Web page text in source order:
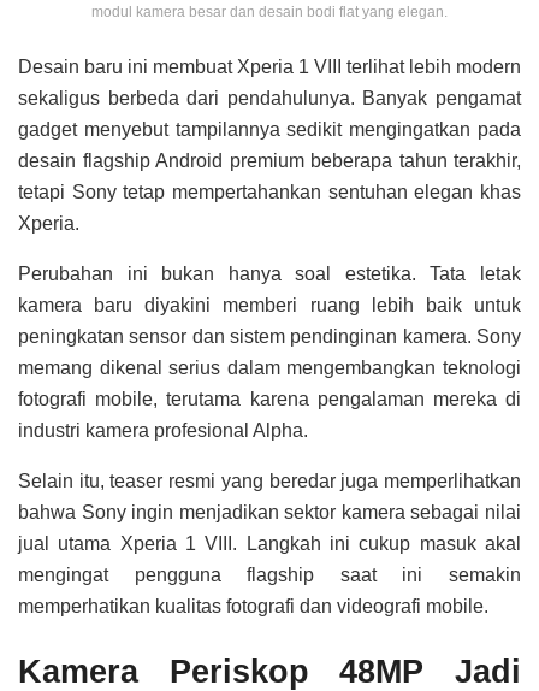
modul kamera besar dan desain bodi flat yang elegan.
Desain baru ini membuat Xperia 1 VIII terlihat lebih modern
sekaligus berbeda dari pendahulunya. Banyak pengamat
gadget menyebut tampilannya sedikit mengingatkan pada
desain flagship Android premium beberapa tahun terakhir,
tetapi Sony tetap mempertahankan sentuhan elegan khas
Xperia.
Perubahan ini bukan hanya soal estetika. Tata letak
kamera baru diyakini memberi ruang lebih baik untuk
peningkatan sensor dan sistem pendinginan kamera. Sony
memang dikenal serius dalam mengembangkan teknologi
fotografi mobile, terutama karena pengalaman mereka di
industri kamera profesional Alpha.
Selain itu, teaser resmi yang beredar juga memperlihatkan
bahwa Sony ingin menjadikan sektor kamera sebagai nilai
jual utama Xperia 1 VIII. Langkah ini cukup masuk akal
mengingat pengguna flagship saat ini semakin
memperhatikan kualitas fotografi dan videografi mobile.
Kamera Periskop 48MP Jadi